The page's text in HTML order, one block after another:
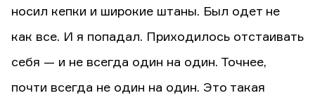
носил кепки и широкие штаны. Был одет не
как все. И я попадал. Приходилось отстаивать
себя — и не всегда один на один. Точнее,
почти всегда не один на один. Это такая